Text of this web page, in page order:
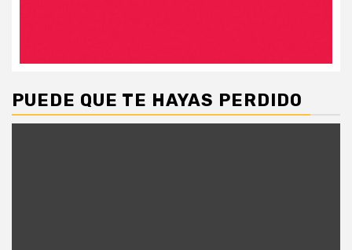
PUEDE QUE TE HAYAS PERDIDO